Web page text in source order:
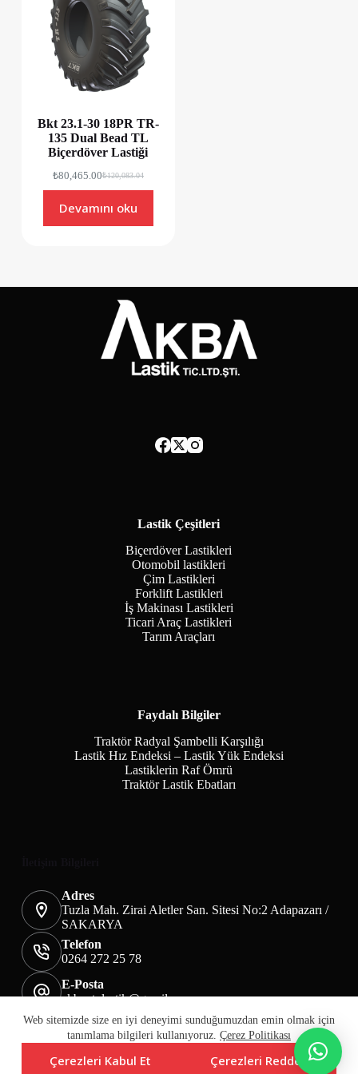
Web sitemizde size en iyi deneyimi sunduğumuzdan emin olmak için
tanımlama bilgileri kullanıyoruz. Çerez Politikası
Çerezleri Kabul Et Çerezleri Reddet
Bkt 23.1-30 18PR TR-
135 Dual Bead TL
Biçerdöver Lastiği
₺120,083.04
₺80,465.00
Devamını oku
Lastik Çeşitleri
Biçerdöver Lastikleri
Otomobil lastikleri
Çim Lastikleri
Forklift Lastikleri
İş Makinası Lastikleri
Ticari Araç Lastikleri
Tarım Araçları
Faydalı Bilgiler
Traktör Radyal Şambelli Karşılığı
Lastik Hız Endeksi – Lastik Yük Endeksi
Lastiklerin Raf Ömrü
Traktör Lastik Ebatları
Adres
Tuzla Mah. Zirai Aletler San. Sitesi No:2 Adapazarı /
SAKARYA
Telefon
0264 272 25 78
E-Posta
akbaotolastik@gmail.com
Mesafeli Satış Sözleşmesi
Teslimat&İade
Üyelik KVKK Sayfası
Çerez Politikası